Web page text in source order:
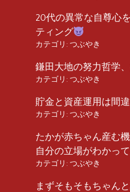
20代の異常な自尊心
ティング
カテゴリ: つぶやき
鎌田大地の努力哲学
カテゴリ: つぶやき
貯金と資産運用は間
カテゴリ: つぶやき
たかが赤ちゃん産む
自分の立場がわかっ
カテゴリ: つぶやき
まずそもそもちゃん